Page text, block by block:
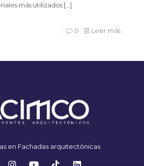
más utilizados […]
0 Leer más
en Fachadas arquitectónicas.